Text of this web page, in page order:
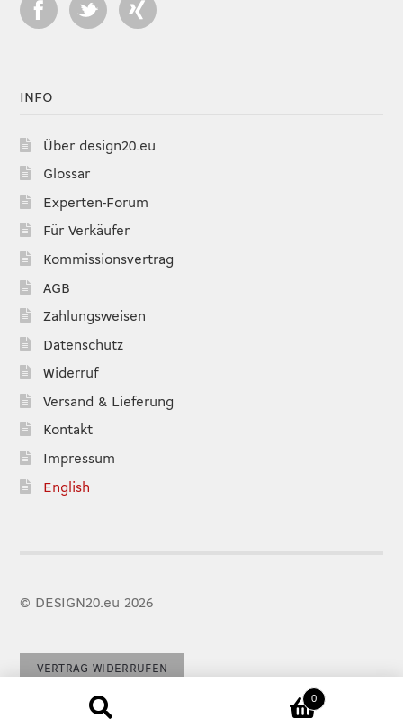
INFO
Über design20.eu
Glossar
Experten-Forum
Für Verkäufer
Kommissionsvertrag
AGB
Zahlungsweisen
Datenschutz
Widerruf
Versand & Lieferung
Kontakt
Impressum
English
© DESIGN20.eu 2026
VERTRAG WIDERRUFEN
0